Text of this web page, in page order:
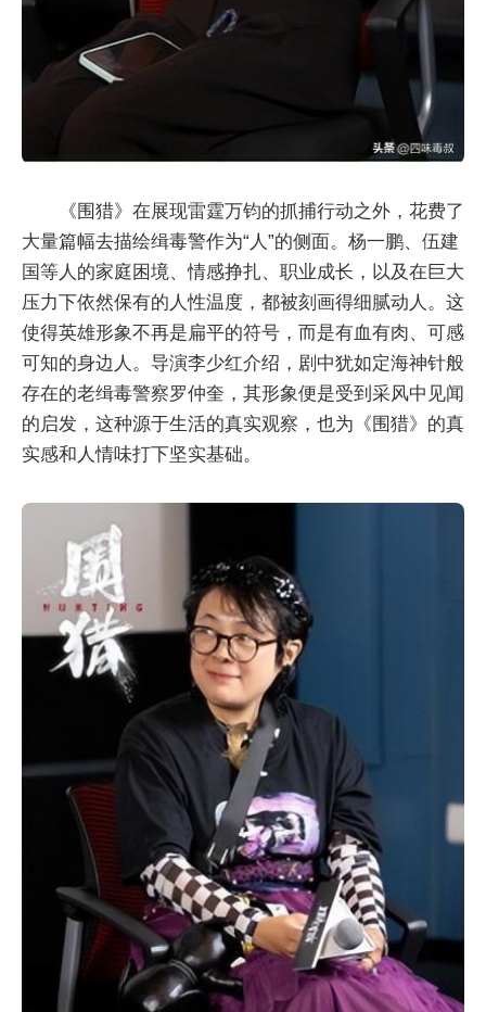
《围猎》在展现雷霆万钧的抓捕行动之外，花费了
大量篇幅去描绘缉毒警作为“人”的侧面。杨一鹏、伍建
国等人的家庭困境、情感挣扎、职业成长，以及在巨大
压力下依然保有的人性温度，都被刻画得细腻动人。这
使得英雄形象不再是扁平的符号，而是有血有肉、可感
可知的身边人。导演李少红介绍，剧中犹如定海神针般
存在的老缉毒警察罗仲奎，其形象便是受到采风中见闻
的启发，这种源于生活的真实观察，也为《围猎》的真
实感和人情味打下坚实基础。